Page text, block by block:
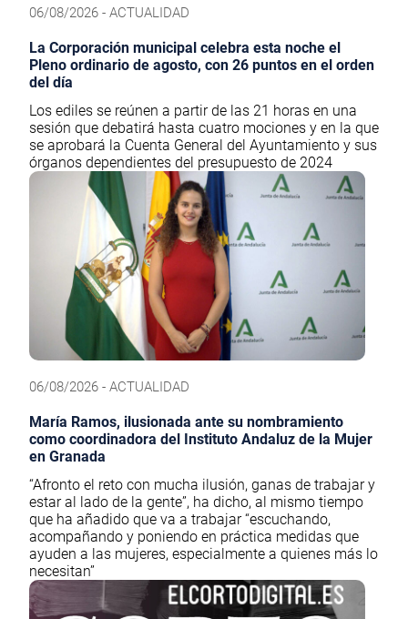
06/08/2026 - ACTUALIDAD
La Corporación municipal celebra esta noche el
Pleno ordinario de agosto, con 26 puntos en el orden
del día
Los ediles se reúnen a partir de las 21 horas en una
sesión que debatirá hasta cuatro mociones y en la que
se aprobará la Cuenta General del Ayuntamiento y sus
órganos dependientes del presupuesto de 2024
06/08/2026 - ACTUALIDAD
María Ramos, ilusionada ante su nombramiento
como coordinadora del Instituto Andaluz de la Mujer
en Granada
“Afronto el reto con mucha ilusión, ganas de trabajar y
estar al lado de la gente”, ha dicho, al mismo tiempo
que ha añadido que va a trabajar “escuchando,
acompañando y poniendo en práctica medidas que
ayuden a las mujeres, especialmente a quienes más lo
necesitan”